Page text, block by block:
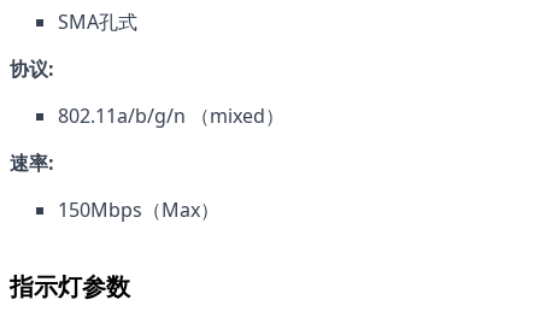
SMA孔式
协议:
802.11a/b/g/n （mixed）
速率:
150Mbps（Max）
指示灯参数